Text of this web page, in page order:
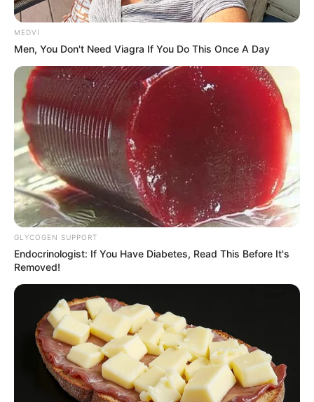
18:09 / 06 Avqust 2026 CƏMİYYƏT
Azərbaycandakı ali təhsilli insanların
sayı - AÇIQLANDI
0
17:55 / 06 Avqust 2026
Azərbaycanda BOKT
78
MEDVI
Men, You Don't Need Viagra If You Do This Once A Day
GLYCOGEN SUPPORT
Endocrinologist: If You Have Diabetes, Read This Before It's
Removed!